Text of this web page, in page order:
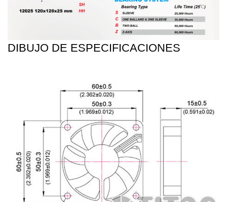
DIBUJO DE ESPECIFICACIONES